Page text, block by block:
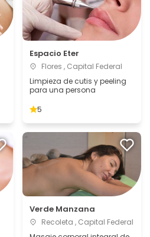
Espacio Eter
Flores , Capital Federal
Limpieza de cutis y peeling
para una persona
5
Verde Manzana
Recoleta , Capital Federal